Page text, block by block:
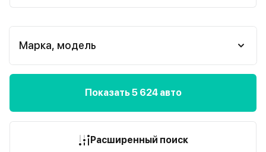
Марка, модель
Показать 5 624 авто
Расширенный поиск